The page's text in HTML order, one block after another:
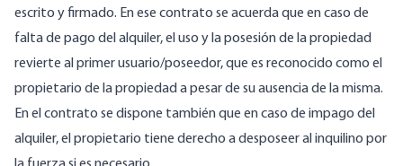
escrito y firmado. En ese contrato se acuerda que en caso de
falta de pago del alquiler, el uso y la posesión de la propiedad
revierte al primer usuario/poseedor, que es reconocido como el
propietario de la propiedad a pesar de su ausencia de la misma.
En el contrato se dispone también que en caso de impago del
alquiler, el propietario tiene derecho a desposeer al inquilino por